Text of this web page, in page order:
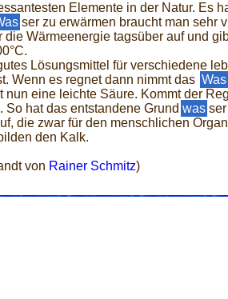
Elemente in der Natur. Es
ser zu erwärmen braucht man sehr
die Wärmeenergie tagsüber auf und
Lösungsmittel für verschiedene
Wenn es regnet dann nimmt das Was
nun eine leichte Säure. Kommt der
hat das entstandene Grund was
die zwar für den menschlichen
den Kalk.
von Rainer Schmitz)